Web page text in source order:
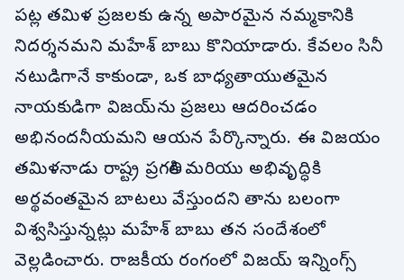
పట్ల తమిళ ప్రజలకు ఉన్న అపారమైన నమ్మకానికి
నిదర్శనమని మహేశ్ బాబు కొనియాడారు. కేవలం సినీ
నటుడిగానే కాకుండా, ఒక బాధ్యతాయుతమైన
నాయకుడిగా విజయ్‌ను ప్రజలు ఆదరించడం
అభినందనీయమని ఆయన పేర్కొన్నారు. ఈ విజయం
తమిళనాడు రాష్ట్ర ప్రగతికి మరియు అభివృద్ధికి
అర్థవంతమైన బాటలు వేస్తుందని తాను బలంగా
విశ్వసిస్తున్నట్లు మహేశ్ బాబు తన సందేశంలో
వెల్లడించారు. రాజకీయ రంగంలో విజయ్ ఇన్నింగ్స్